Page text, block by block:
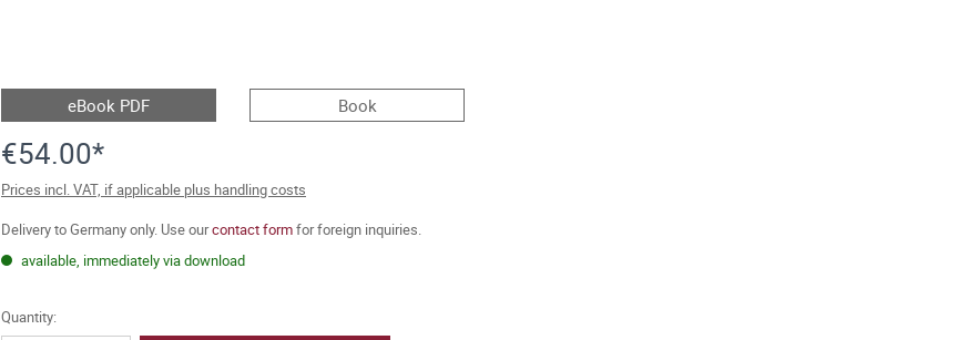
eBook PDF Book
€54.00*
Prices incl. VAT, if applicable plus handling costs
Delivery to Germany only. Use ourcontact formfor foreign inquiries.
available, immediately via download
Quantity: